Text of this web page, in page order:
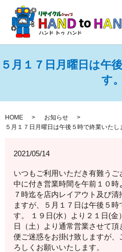
５月１７日月曜日は午
す。
HOME
お知らせ
５月１７日月曜日は午後５時で終業いたし
2021/05/14
いつもご利用いただき有難う
中に付き営業時間を午前１０時
７時迄を店内レイアウト及び
ますが、５月１７日は午後５
す。 １９日(水）より２１日(金
日（土）より通常営業させて
便ご迷惑をお掛け致しますが、
ろしくお願いいたします。